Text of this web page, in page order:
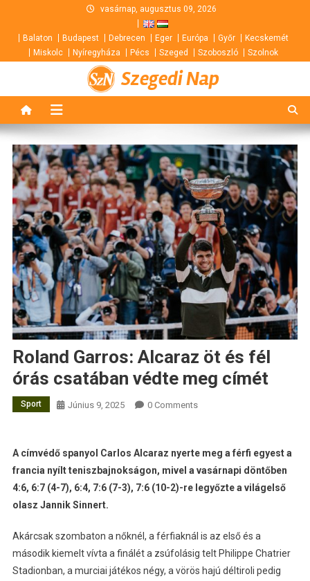
content
vasárnap, augusztus 09, 2026
Balaton Budapest Debrecen Eger Európa Győr
Kecskemét
Miskolc
Nyíregyháza Pécs Szeged Szoboszló Szolnok
Szegedi Nap
Roland Garros: Alcaraz öt és fél
órás csatában védte meg címét
Sport Június 9, 2025 0 Comments
A címvédő spanyol Carlos Alcaraz nyerte meg a férfi egyest a
francia nyílt teniszbajnokságon, mivel a vasárnapi döntőben
4:6, 6:7 (4-7), 6:4, 7:6 (7-3), 7:6 (10-2)-re legyőzte a világelső
olasz Jannik Sinnert.
Akárcsak szombaton a nőknél, a férfiaknál is az első és a
második kiemelt vívta a finálét a zsúfolásig telt Philippe Chatrier
Stadionban, a murciai játékos négy, a vörös hajú déltiroli pedig